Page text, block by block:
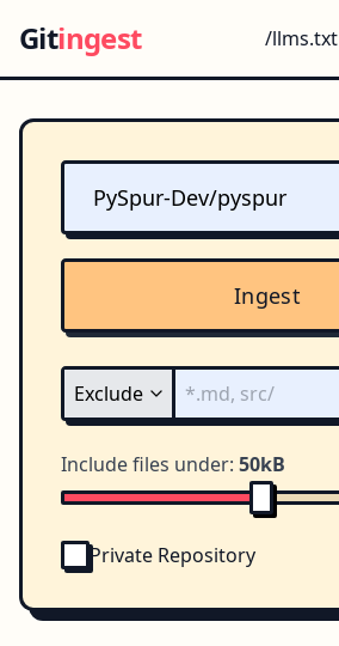
Gitingest /llms.txt
Ingest
Include files under: 50kB
Private Repository